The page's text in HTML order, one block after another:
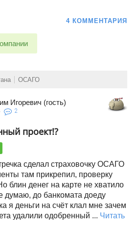
4 КОММЕНТАРИЯ
ОСАГО
Игоревич (гость)
2
проект!?
сделал страховочку ОСАГО
там прикрепил, проверку
блин денег на карте не хватило
думаю, до банкомата доеду
я деньги на счёт клал мне зачем
удалили одобренный ... Читать